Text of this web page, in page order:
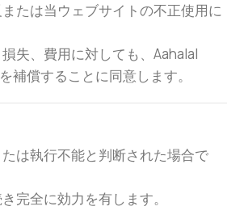
たは当ウェブサイトの不正使用に
失、費用に対しても、Aahalal
補償することに同意します。
は執行不能と判断された場合で
完全に効力を有します。